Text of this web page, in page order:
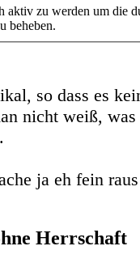
aktiv zu werden um die
beheben.
so dass es
nicht weiß,
ja eh fein
Herrschaft